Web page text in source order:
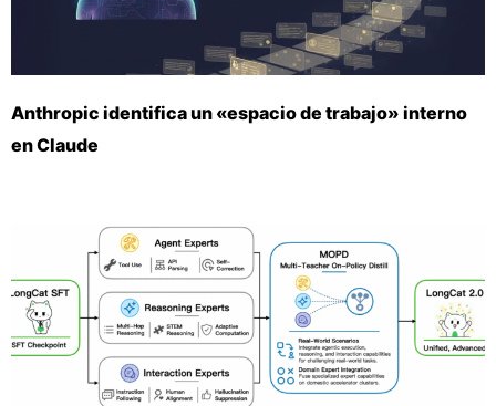
Anthropic identifica un «espacio de trabajo» interno
en Claude